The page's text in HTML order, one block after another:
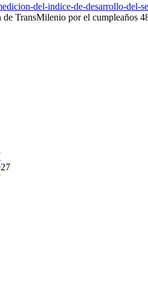
del-indice-de-desarrollo-del-